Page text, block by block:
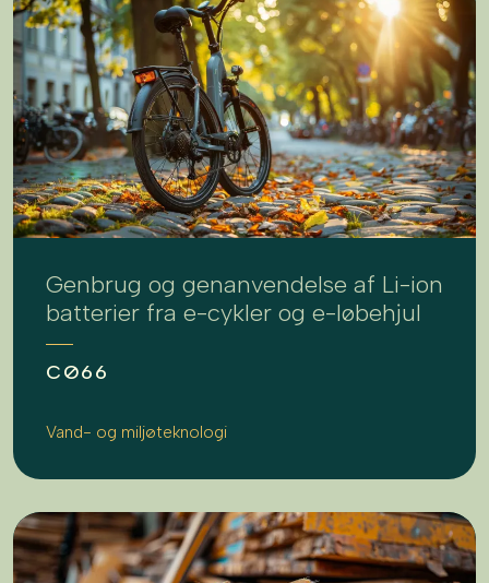
Genbrug og genanvendelse af Li-ion
batterier fra e-cykler og e-løbehjul
CØ66
Vand- og miljøteknologi